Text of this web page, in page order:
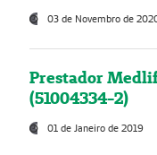
03 de Novembro de
Prestador
(51004334-2)
01 de Janeiro de 2019